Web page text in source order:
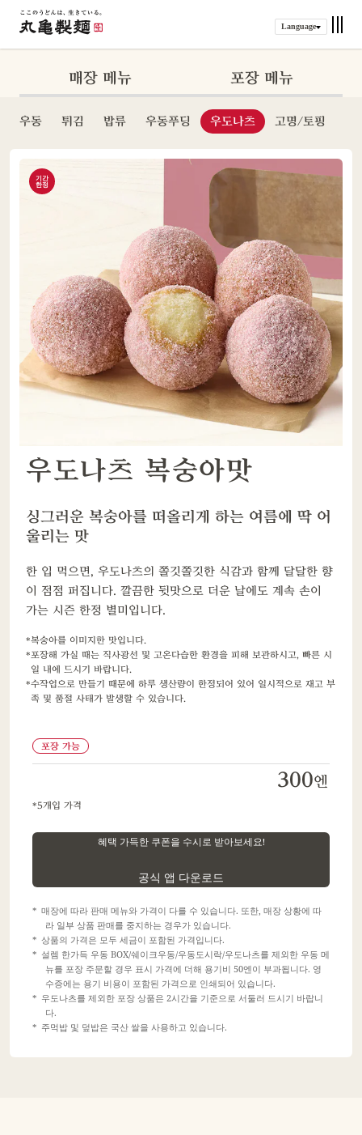
Language
매장 메뉴 포장 메뉴
우동 튀김 밥류 우동푸딩 우도나츠 고명/토핑
우도나츠 복숭아맛
싱그러운 복숭아를 떠올리게 하는 여름에 딱 어
울리는 맛
한 입 먹으면, 우도나츠의 쫄깃쫄깃한 식감과 함께 달달한 향
이 점점 퍼집니다. 깔끔한 뒷맛으로 더운 날에도 계속 손이
가는 시즌 한정 별미입니다.
복숭아를 이미지한 맛입니다.
포장해 가실 때는 직사광선 및 고온다습한 환경을 피해 보관하시고, 빠른 시
일 내에 드시기 바랍니다.
수작업으로 만들기 때문에 하루 생산량이 한정되어 있어 일시적으로 재고 부
족 및 품절 사태가 발생할 수 있습니다.
포장 가능
300엔
5개입 가격
혜택 가득한 쿠폰을 수시로 받아보세요!
공식 앱 다운로드
매장에 따라 판매 메뉴와 가격이 다를 수 있습니다. 또한, 매장 상황에 따
라 일부 상품 판매를 중지하는 경우가 있습니다.
상품의 가격은 모두 세금이 포함된 가격입니다.
설렘 한가득 우동 BOX/쉐이크우동/우동도시락/우도나츠를 제외한 우동 메
뉴를 포장 주문할 경우 표시 가격에 더해 용기비 50엔이 부과됩니다. 영
수증에는 용기 비용이 포함된 가격으로 인쇄되어 있습니다.
우도나츠를 제외한 포장 상품은 2시간을 기준으로 서둘러 드시기 바랍니
다.
주먹밥 및 덮밥은 국산 쌀을 사용하고 있습니다.
기간
한정